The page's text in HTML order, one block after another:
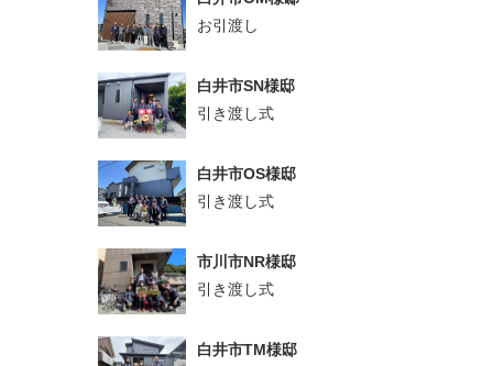
お引渡し
白井市SN様邸
引き渡し式
白井市OS様邸
引き渡し式
市川市NR様邸
引き渡し式
白井市TM様邸